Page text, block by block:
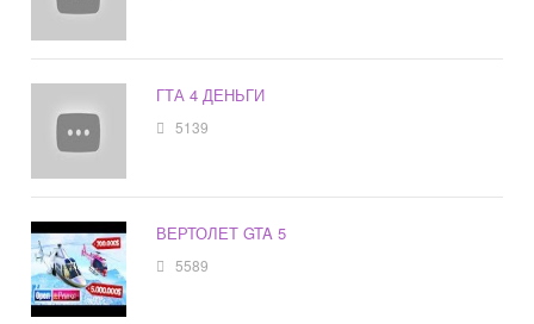
ГТА 4 ДЕНЬГИ
5139
ВЕРТОЛЕТ GTA 5
5589